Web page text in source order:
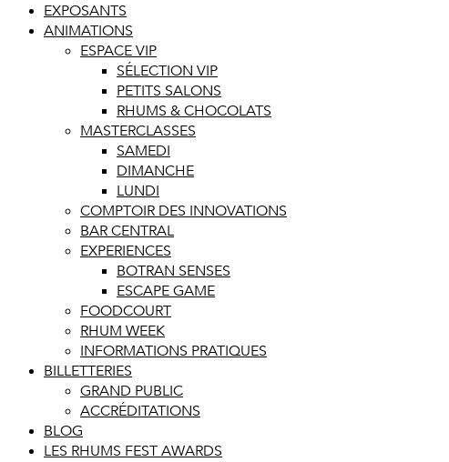
EXPOSANTS
ANIMATIONS
ESPACE VIP
SÉLECTION VIP
PETITS SALONS
RHUMS & CHOCOLATS
MASTERCLASSES
SAMEDI
DIMANCHE
LUNDI
COMPTOIR DES INNOVATIONS
BAR CENTRAL
EXPERIENCES
BOTRAN SENSES
ESCAPE GAME
FOODCOURT
RHUM WEEK
INFORMATIONS PRATIQUES
BILLETTERIES
GRAND PUBLIC
ACCRÉDITATIONS
BLOG
LES RHUMS FEST AWARDS